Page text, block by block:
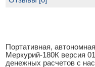
Портативная,
Меркурий-180К версия
денежных расчетов с